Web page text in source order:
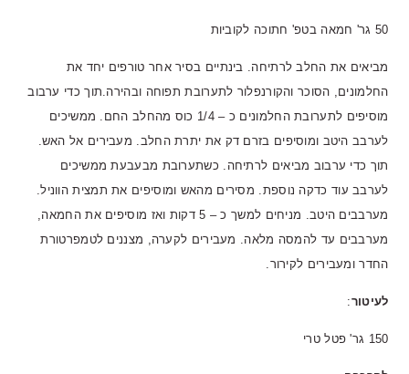
50 גר' חמאה בטפ' חתוכה לקוביות
מביאים את החלב לרתיחה. בינתיים בסיר אחר טורפים יחד את
החלמונים, הסוכר והקורנפלור לתערובת תפוחה ובהירה.תוך כדי ערבוב
מוסיפים לתערובת החלמונים כ – 1/4 כוס מהחלב החם. ממשיכים
לערבב היטב ומוסיפים בזרם דק את יתרת החלב. מעבירים אל האש.
תוך כדי ערבוב מביאים לרתיחה. כשתערובת מבעבעת ממשיכים
לערבב עוד כדקה נוספת. מסירים מהאש ומוסיפים את תמצית הווניל.
מערבבים היטב. מניחים למשך כ – 5 דקות ואז מוסיפים את החמאה,
מערבבים עד להמסה מלאה. מעבירים לקערה, מצננים לטמפרטורת
החדר ומעבירים לקירור.
לעיטור:
150 גר' פטל טרי